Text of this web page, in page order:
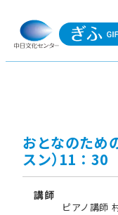
おとなのため
スン）11：30
講師
ピアノ講師